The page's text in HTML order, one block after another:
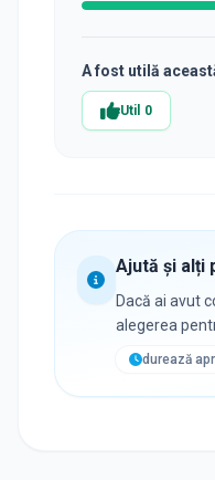
A fost utilă
Util 0
Ajută și alți
Dacă ai avut
alegerea
durează